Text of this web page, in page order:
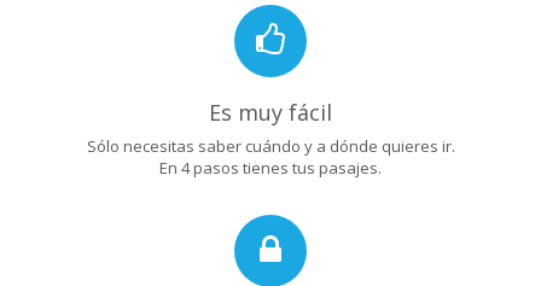
Es muy fácil
Sólo necesitas saber cuándo y a dónde quieres ir.
En 4 pasos tienes tus pasajes.